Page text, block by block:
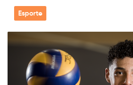
Esporte